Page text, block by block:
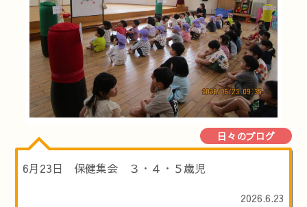
日々のブログ
6月23日 保健集会 ３・４・５歳児
2026.6.23